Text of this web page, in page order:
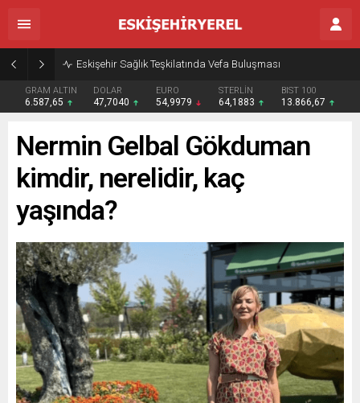
Eskişehir Sağlık Teşkilatında Vefa Buluşması
GRAM ALTIN
6.587,65
DOLAR
47,7040
EURO
54,9979
STERLİN
64,1883
BIST 100
13.866,67
Nermin Gelbal Gökduman
kimdir, nerelidir, kaç
yaşında?